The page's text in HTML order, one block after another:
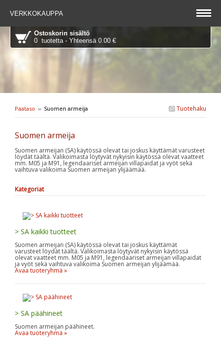
VERKKOKAUPPA
Ostoskorin sisältö
0 tuotetta - Yhteensä 0.00 €
Tuotehaku
Päätaso ›› Suomen armeija
Suomen armeija
Suomen armeijan (SA) käytössä olevat tai joskus käyttämät varusteet
löydät täältä. Valikoimasta löytyvät nykyisin käytössä olevat vaatteet
mm. M05 ja M91, legendaariset armeijan villapaidat ja vyöt sekä
vaihtuva valikoima Suomen armeijan ylijäämää.
Kategoriat
> SA kaikki tuotteet
Suomen armeijan (SA) käytössä olevat tai joskus käyttämät
varusteet löydät täältä. Valikoimasta löytyvät nykyisin käytössä
olevat vaatteet mm. M05 ja M91, legendaariset armeijan villapaidat
ja vyöt sekä vaihtuva valikoima Suomen armeijan ylijäämää.
Avaa tuoteryhmä »
> SA päähineet
Suomen armeijan päähineet.
Avaa tuoteryhmä »